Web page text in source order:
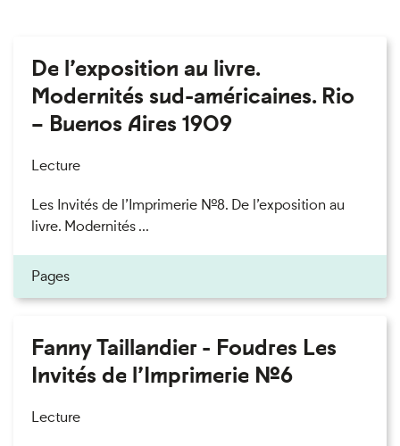
De l’exposition au livre.
Modernités sud-américaines. Rio
– Buenos Aires 1909
Lecture
Les Invités de l’Imprimerie n°8. De l’exposition au
livre. Modernités ...
Pages
Fanny Taillandier - Foudres Les
Invités de l’Imprimerie n°6
Lecture